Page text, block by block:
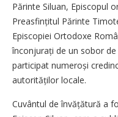
Părinte Siluan, Episcopul
Preasfințitul Părinte
Episcopiei Ortodoxe
încon­jurați de un sobor
participat nume­roși
autorităților locale.
Cuvântul de învățătură a